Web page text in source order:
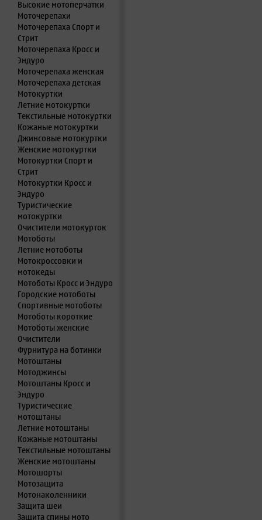
Высокие мотоперчатки
Моточерепахи
Моточерепаха Спорт и
Стрит
Моточерепаха Кросс и
Эндуро
Моточерепаха женская
Моточерепаха детская
Мотокуртки
Летние мотокуртки
Текстильные мотокуртки
Кожаные мотокуртки
Джинсовые мотокуртки
Женские мотокуртки
Мотокуртки Спорт и
Стрит
Мотокуртки Кросс и
Эндуро
Туристические
мотокуртки
Очистители мотокурток
Мотоботы
Летние мотоботы
Мотокроссовки и
мотокеды
Мотоботы Кросс и Эндуро
Городские мотоботы
Спортивные мотоботы
Мотоботы короткие
Мотоботы женские
Очистители
Фурнитура на ботинки
Мотоштаны
Мотоджинсы
Мотоштаны Кросс и
Эндуро
Туристические
мотоштаны
Летние мотоштаны
Кожаные мотоштаны
Текстильные мотоштаны
Женские мотоштаны
Мотошорты
Мотозащита
Мотонаколенники
Защита шеи